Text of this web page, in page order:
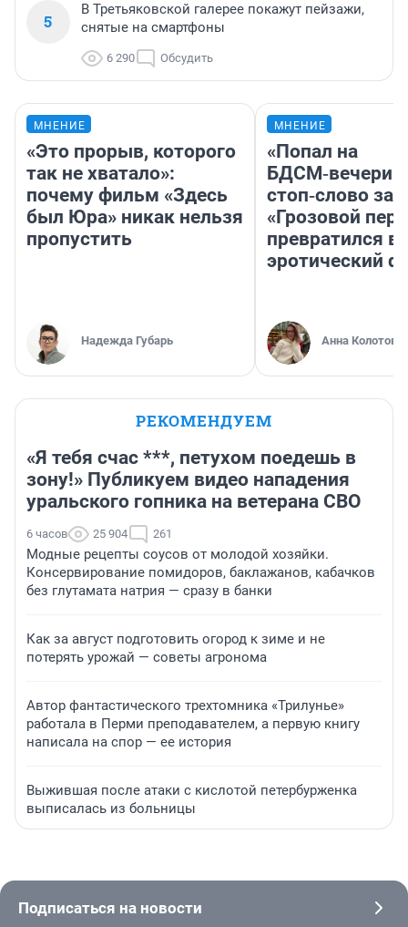
5
В Третьяковской галерее покажут пейзажи,
снятые на смартфоны
6 290 Обсудить
МНЕНИЕ
«Это прорыв, которого
так не хватало»:
почему фильм «Здесь
был Юра» никак нельзя
пропустить
Надежда Губарь
МНЕНИЕ
«Попал на
стоп‑слово
«Грозовой
превратился в
эротический
Анна Колотова
РЕКОМЕНДУЕМ
«Я тебя счас ***, петухом поедешь в
зону!» Публикуем видео нападения
уральского гопника на ветерана СВО
6 часов 25 904 261
Модные рецепты соусов от молодой хозяйки.
Консервирование помидоров, баклажанов, кабачков
без глутамата натрия — сразу в банки
Как за август подготовить огород к зиме и не
потерять урожай — советы агронома
Автор фантастического трехтомника «Трилунье»
работала в Перми преподавателем, а первую книгу
написала на спор — ее история
Выжившая после атаки с кислотой петербурженка
выписалась из больницы
Подписаться на новости